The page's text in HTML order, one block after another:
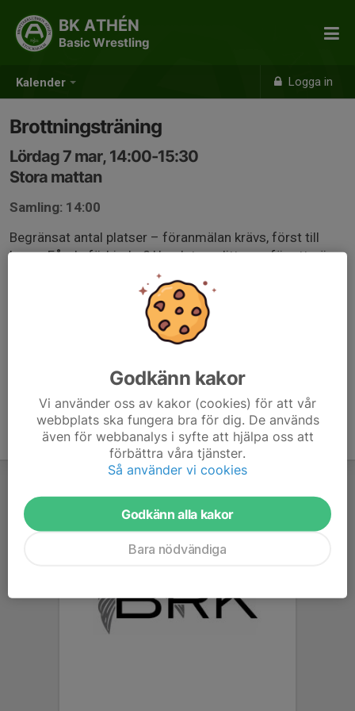
Kalender Logga in
BK ATHÉN
Basic Wrestling
Brottningsträning
Lördag 7 mar, 14:00-15:30
Stora mattan
Samling: 14:00
Begränsat antal platser – föranmälan krävs, först till
kvarn. Får du förhinder? Uppdatera ditt svar för att göra
platsen tillgänglig för annan.
Godkänn kakor
Vi använder oss av kakor (cookies) för att vår
webbplats ska fungera bra för dig. De används
även för webbanalys i syfte att hjälpa oss att
förbättra våra tjänster.
Så använder vi cookies
Godkänn alla kakor
Bara nödvändiga